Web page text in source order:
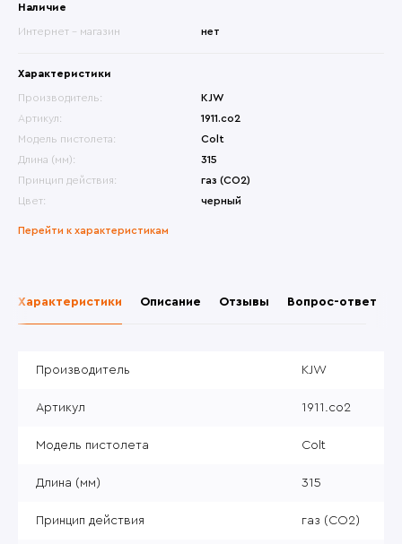
Наличие
Интернет - магазин нет
Характеристики
Производитель:
KJW
Артикул:
1911.co2
Модель пистолета:
Colt
Длина (мм):
315
Принцип действия:
газ (CO2)
Цвет:
черный
Перейти к характеристикам
Характеристики Описание Отзывы Вопрос-ответ
Производитель KJW
Артикул 1911.co2
Модель пистолета Colt
Длина (мм) 315
Принцип действия газ (CO2)